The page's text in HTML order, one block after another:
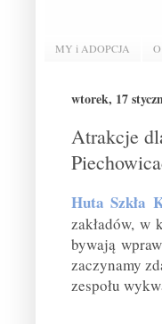
MY i ADOPCJA
wtorek, 17
Atrakcje
Huta Szkła
zakładów, w
bywają
zaczynamy
zespołu